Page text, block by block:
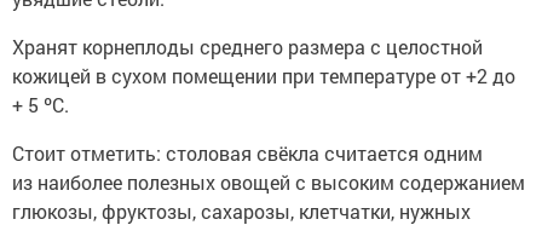
Хранят корнеплоды среднего размера с целостной
кожицей в сухом помещении при температуре от +2 до
+ 5 ºС.
Стоит отметить: столовая свёкла считается одним
из наиболее полезных овощей с высоким содержанием
глюкозы, фруктозы, сахарозы, клетчатки, нужных